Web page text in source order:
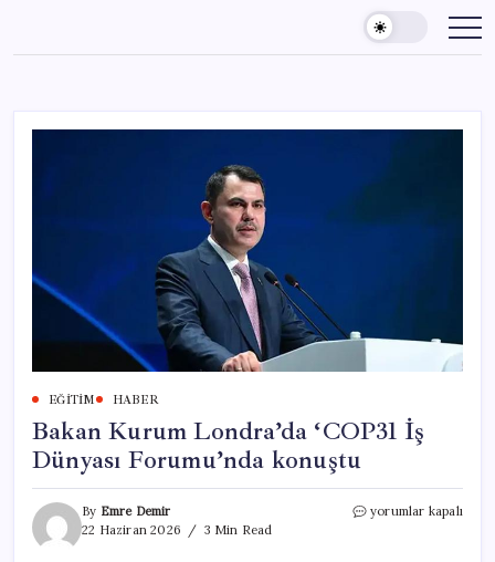
content
EĞITIM HABER
Bakan Kurum Londra’da ‘COP31 İş
Dünyası Forumu’nda konuştu
By Emre Demir
22 Haziran 2026
3 Min Read
Bakan
yorumlar kapalı